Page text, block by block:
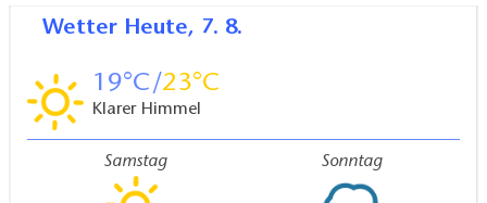
Wetter Heute, 7. 8.
19 23
Klarer Himmel
Samstag Sonntag